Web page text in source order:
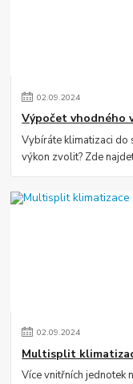
02.09.2024
Výpočet vhodného
Vybíráte klimatizaci do
výkon zvolit? Zde
02.09.2024
Multisplit
Více vnitřních jednotek